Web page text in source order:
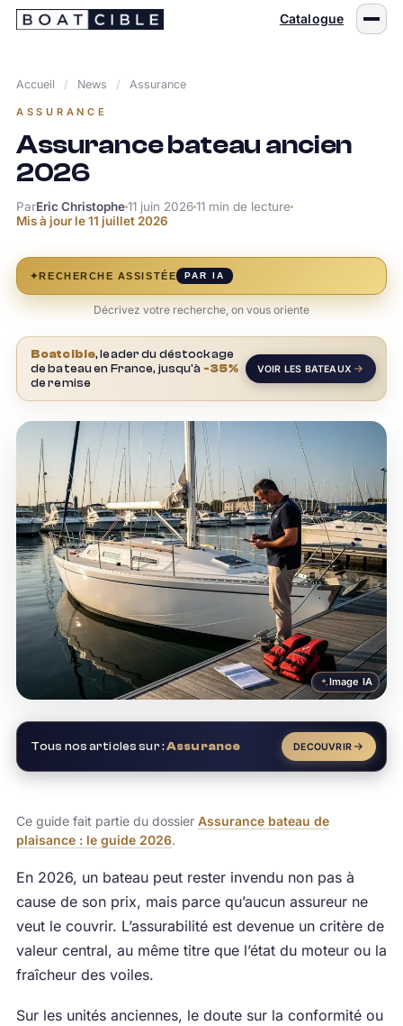
Passer
Catalogue
Accueil / News / Assurance
ASSURANCE
Assurance bateau ancien
2026
ParEric Christophe11 juin 202611 min de lecture
Mis à jour le11 juillet 2026
✦RECHERCHE ASSISTÉE PAR IA
Décrivez votre recherche, on vous oriente
Boatcible, leader du déstockage
de bateau en France, jusqu'à -35%
de remise
VOIR LES BATEAUX
Image IA
Tous nos articles sur :Assurance DECOUVRIR
Ce guide fait partie du dossier Assurance bateau de
plaisance : le guide 2026.
En 2026, un bateau peut rester invendu non pas à
cause de son prix, mais parce qu’aucun assureur ne
veut le couvrir. L’assurabilité est devenue un critère de
valeur central, au même titre que l’état du moteur ou la
fraîcheur des voiles.
Sur les unités anciennes, le doute sur la conformité ou